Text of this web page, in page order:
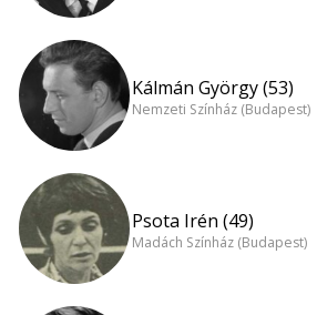
Kálmán György (53)
Nemzeti Színház (Budapest)
Psota Irén (49)
Madách Színház (Budapest)